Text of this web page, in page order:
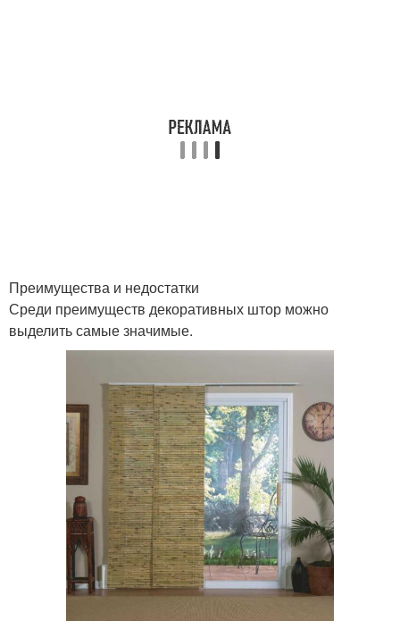
Преимущества и недостатки
Среди преимуществ декоративных штор можно
выделить самые значимые.